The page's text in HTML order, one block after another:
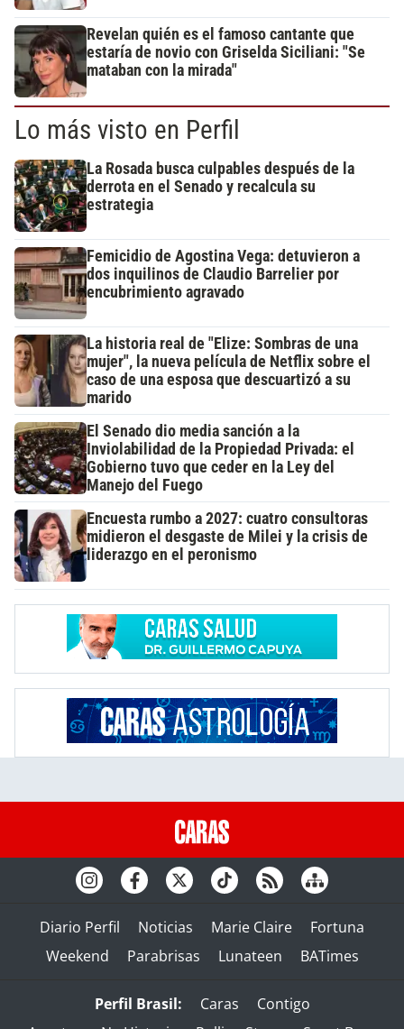
Revelan quién es el famoso cantante que
estaría de novio con Griselda Siciliani: "Se
mataban con la mirada"
Lo más visto en Perfil
La Rosada busca culpables después de la
derrota en el Senado y recalcula su
estrategia
Femicidio de Agostina Vega: detuvieron a
dos inquilinos de Claudio Barrelier por
encubrimiento agravado
La historia real de "Elize: Sombras de una
mujer", la nueva película de Netflix sobre el
caso de una esposa que descuartizó a su
marido
El Senado dio media sanción a la
Inviolabilidad de la Propiedad Privada: el
Gobierno tuvo que ceder en la Ley del
Manejo del Fuego
Encuesta rumbo a 2027: cuatro consultoras
midieron el desgaste de Milei y la crisis de
liderazgo en el peronismo
Diario Perfil Noticias Marie Claire
Fortuna
Weekend
Parabrisas Lunateen BATimes
Perfil Brasil: Caras
Contigo